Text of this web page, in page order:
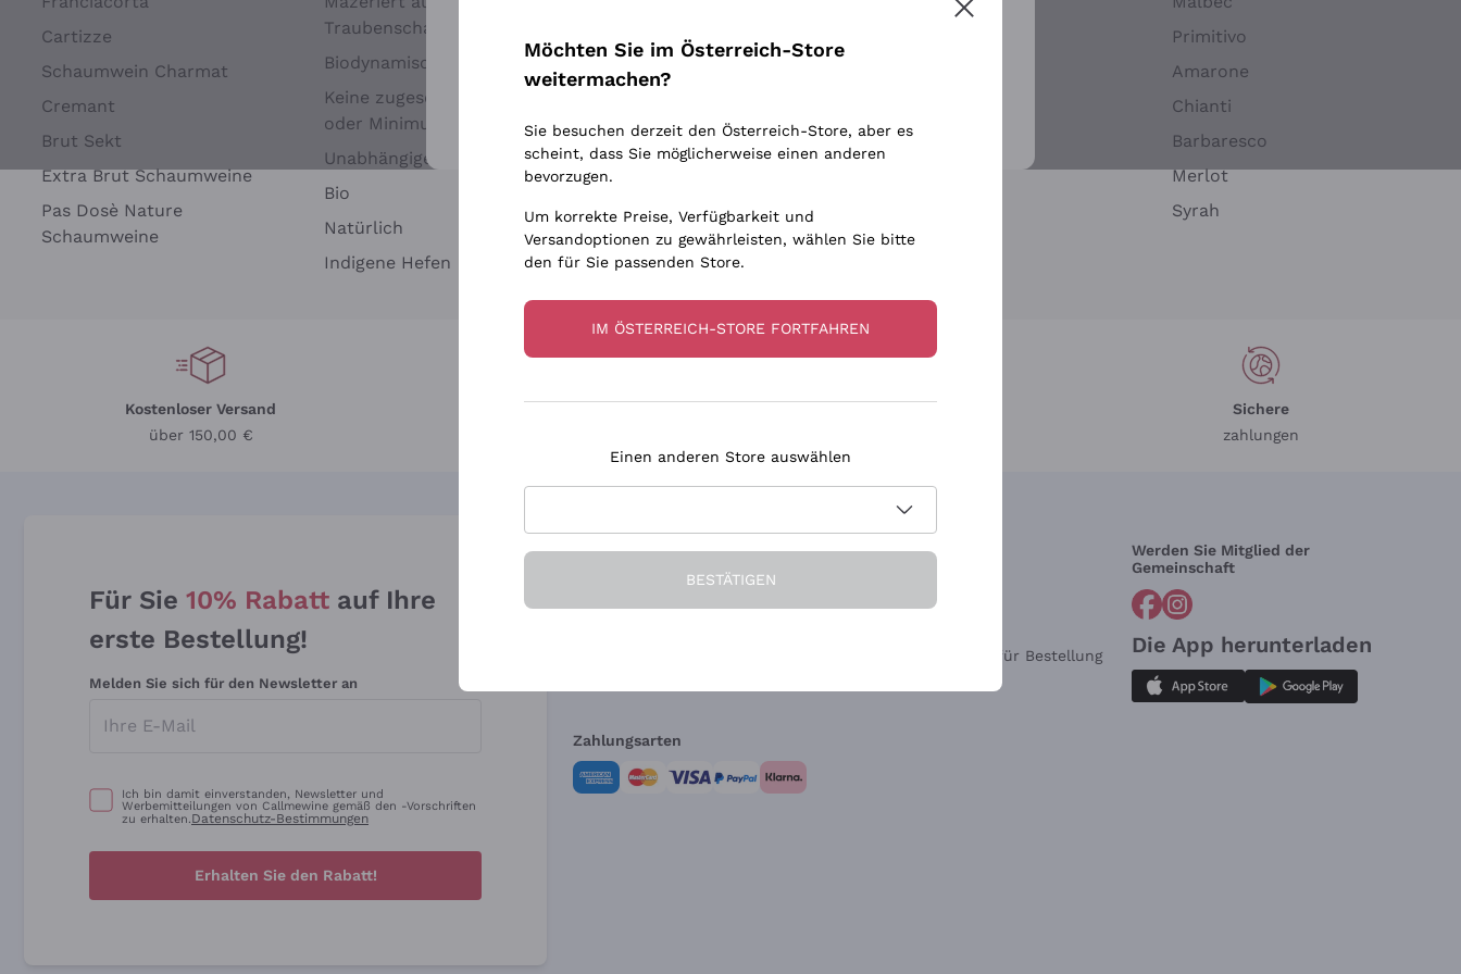
Cartizze
Schaumwein Charmat
Cremant
Brut Sekt
Extra Brut Schaumweine
Pas Dosè Nature
Schaumweine
Traubenschalen
Biodynamisch
Keine zugesetzten Sulfite
oder Minimum
Unabhängige Weinbauern
Bio
Natürlich
Indigene Hefen
Occhipinti Arianna
Biondi Santi
Argiolas
Zenato
Ca' dei Frati
Chardonnay
Primitivo
Amarone
Chianti
Barbaresco
Merlot
Syrah
Kostenloser Versand
über 150,00 €
Sichere
zahlungen
Für Sie 10% Rabatt auf Ihre
erste Bestellung!
Melden Sie sich für den Newsletter an
Ich bin damit einverstanden, Newsletter und
Werbemitteilungen von Callmewine gemäß den -Vorschriften
zu erhalten.Datenschutz-Bestimmungen
Erhalten Sie den Rabatt!
Die Firma Brauchen Sie Hilfe?
Widerrufsformular für Bestellung
Werden Sie Mitglied der
Gemeinschaft
Die App herunterladen
Zahlungsarten
Weitere Informationen finden Sie in unserem Datenschutz-Bestimmungen
Möchten Sie im Österreich-Store
weitermachen?
Sie besuchen derzeit den Österreich-Store, aber es
scheint, dass Sie möglicherweise einen anderen
bevorzugen.
Um korrekte Preise, Verfügbarkeit und
Versandoptionen zu gewährleisten, wählen Sie bitte
den für Sie passenden Store.
IM ÖSTERREICH-STORE FORTFAHREN
Einen anderen Store auswählen
BESTÄTIGEN